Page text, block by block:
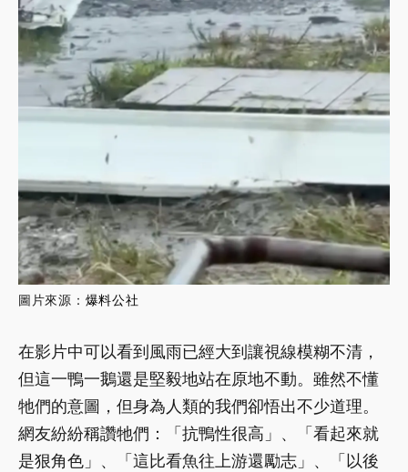
圖片來源： 爆料公社
在影片中可以看到風雨已經大到讓視線模糊不清，
但這一鴨一鵝還是堅毅地站在原地不動。雖然不懂
牠們的意圖，但身為人類的我們卻悟出不少道理。
網友紛紛稱讚牠們：「抗鴨性很高」、「看起來就
是狠角色」、「這比看魚往上游還勵志」、「以後